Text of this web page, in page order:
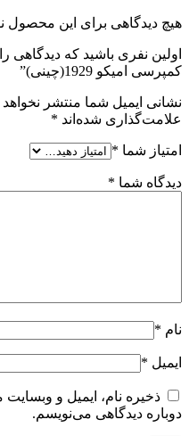
هیچ دیدگاهی برای این
اولین نفری باشید که دیدگاهی
کمپرسی امیکو 1929(چینی)”
نشانی ایمیل شما منتشر
علامت‌گذاری شده‌اند *
امتیاز شما *
دیدگاه شما *
نام *
ایمیل *
ذخیره نام، ایمیل و
دوباره دیدگاهی می‌نویسم.